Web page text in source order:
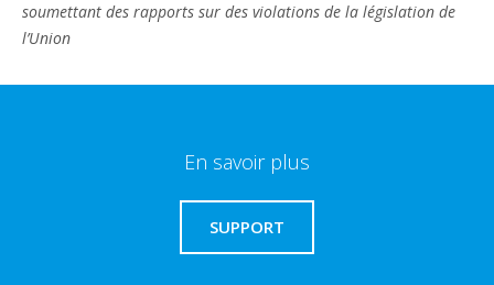
soumettant des rapports sur des violations de la législation de
l’Union
En savoir plus
SUPPORT